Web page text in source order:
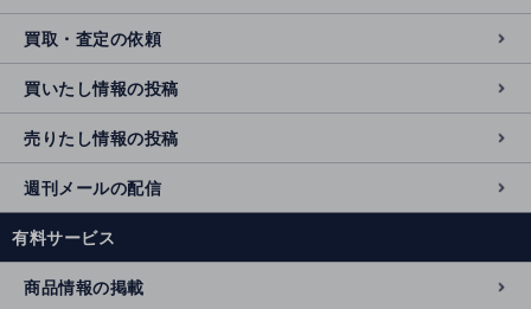
買取・査定の依頼
買いたし情報の投稿
売りたし情報の投稿
週刊メールの配信
有料サービス
商品情報の掲載